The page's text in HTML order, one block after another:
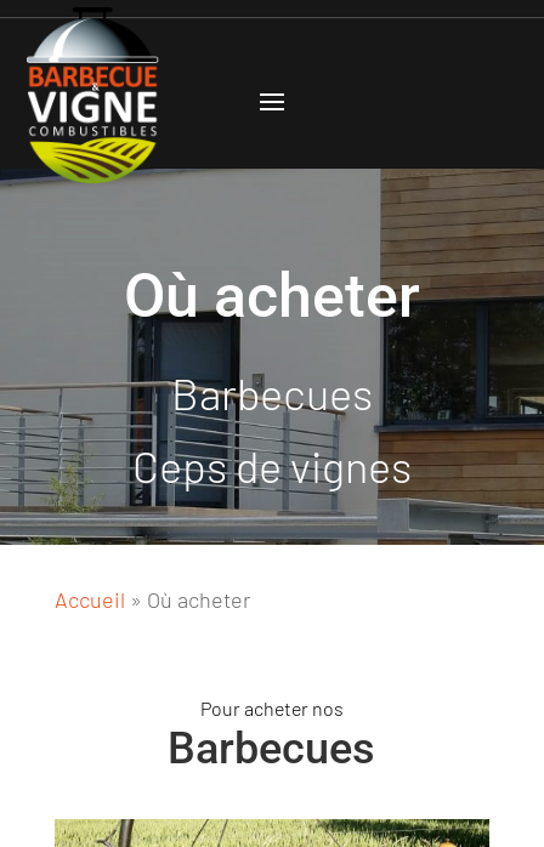
Où acheter
Barbecues
Ceps de vignes
Accueil » Où acheter
Pour acheter nos
Barbecues